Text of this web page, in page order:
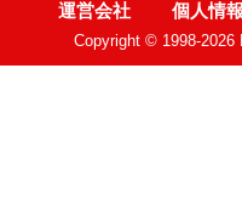
運営会社 個人情
Copyright © 1998-2026